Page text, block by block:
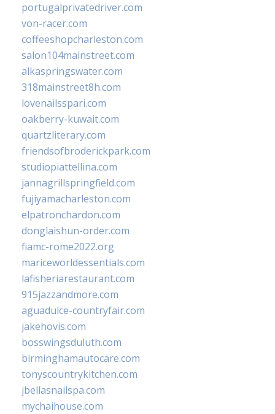
portugalprivatedriver.com
von-racer.com
coffeeshopcharleston.com
salon104mainstreet.com
alkaspringswater.com
318mainstreet8h.com
lovenailsspari.com
oakberry-kuwait.com
quartzliterary.com
friendsofbroderickpark.com
studiopiattellina.com
jannagrillspringfield.com
fujiyamacharleston.com
elpatronchardon.com
donglaishun-order.com
fiamc-rome2022.org
mariceworldessentials.com
lafisheriarestaurant.com
915jazzandmore.com
aguadulce-countryfair.com
jakehovis.com
bosswingsduluth.com
birminghamautocare.com
tonyscountrykitchen.com
jbellasnailspa.com
mychaihouse.com